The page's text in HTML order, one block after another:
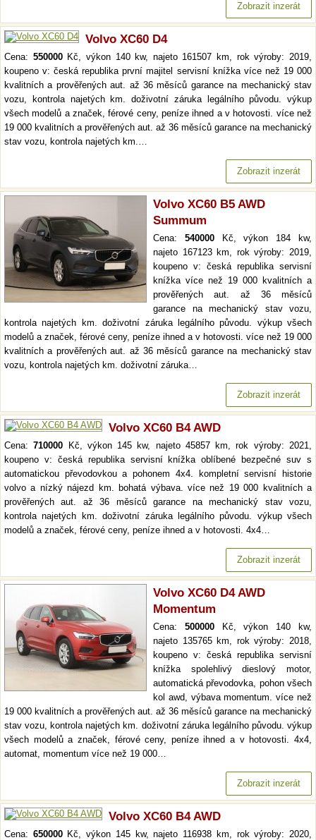
Zobrazit inzerát
Volvo XC60 D4
Cena: 550000Kč, výkon 140 kw, najeto 161507 km, rok výroby: 2019,
koupeno v: česká republika první majitel servisní knížka více než 19 000
kvalitních a prověřených aut. až 36 měsíců garance na mechanický stav
vozu, kontrola najetých km. doživotní záruka legálního původu. výkup
všech modelů a značek, férové ceny, peníze ihned a v hotovosti. více než
19 000 kvalitních a prověřených aut. až 36 měsíců garance na mechanický
stav vozu, kontrola najetých km.…
Zobrazit inzerát
Volvo XC60 B5 AWD
Summum
Cena: 540000Kč, výkon 184 kw,
najeto 167123 km, rok výroby: 2019,
koupeno v: česká republika servisní
knížka více než 19 000 kvalitních a
prověřených aut. až 36 měsíců
garance na mechanický stav vozu,
kontrola najetých km. doživotní záruka legálního původu. výkup všech
modelů a značek, férové ceny, peníze ihned a v hotovosti. více než 19 000
kvalitních a prověřených aut. až 36 měsíců garance na mechanický stav
vozu, kontrola najetých km. doživotní záruka…
Zobrazit inzerát
Volvo XC60 B4 AWD
Cena:710000 Kč, výkon 145 kw, najeto 45857 km, rok výroby: 2021,
koupeno v: česká republika servisní knížka oblíbené bezpečné suv s
automatickou převodovkou a pohonem 4x4. kompletní servisní historie
volvo a nízký nájezd km. bohatá výbava. více než 19 000 kvalitních a
prověřených aut. až 36 měsíců garance na mechanický stav vozu,
kontrola najetých km. doživotní záruka legálního původu. výkup všech
modelů a značek, férové ceny, peníze ihned a v hotovosti. 4x4…
Zobrazit inzerát
Volvo XC60 D4 AWD
Momentum
Cena: 500000Kč, výkon 140 kw,
najeto 135765 km, rok výroby: 2018,
koupeno v: česká republika servisní
knížka spolehlivý dieslový motor,
automatická převodovka, pohon všech
kol awd, výbava momentum. více než
19 000 kvalitních a prověřených aut. až 36 měsíců garance na mechanický
stav vozu, kontrola najetých km. doživotní záruka legálního původu. výkup
všech modelů a značek, férové ceny, peníze ihned a v hotovosti. 4x4,
automat, momentum více než 19 000…
Zobrazit inzerát
Volvo XC60 B4 AWD
Cena: 650000Kč, výkon 145 kw, najeto 116938 km, rok výroby: 2020,